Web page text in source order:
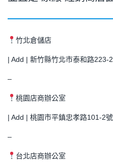
竹北倉儲店
| Add | 新竹縣竹北市泰和路223-
–
桃園店商辦公室
| Add | 桃園市平鎮忠孝路101-2號
–
台北店商辦公室